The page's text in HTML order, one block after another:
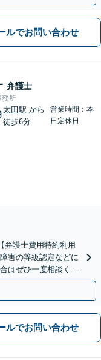
ルでお問い合わせ
弁護士
務所
太田駅から
徒歩6分
営業時間：本
日定休日
弁護士費用特約利用
害の等級認定などに
はぜひ一度相談くだ
ルでお問い合わせ